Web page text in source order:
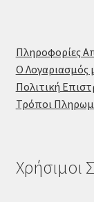
Πληροφορίες
Ο Λογαριασμός
Πολιτική
Τρόποι
Χρήσιμοι